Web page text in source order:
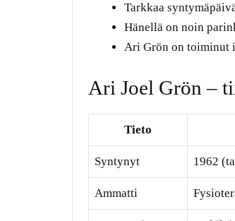
Tarkkaa
Hänellä on noin
Ari Grön on toiminut
Ari Joel Grön –
Tieto
Syntynyt 1962
Ammatti